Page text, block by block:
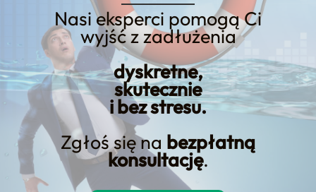
Nasi eksperci pomogą Ci
wyjść z zadłużenia
dyskretne,
skutecznie
i bez stresu.
Zgłoś się na bezpłatną
konsultację.
Dowiedz się, jak prawo
podatkowe traktuje
zwrot pożyczki i czy może
on być uznany za
przychód
stać-sie-pozyczkodawca”>Kiedy warto stać się